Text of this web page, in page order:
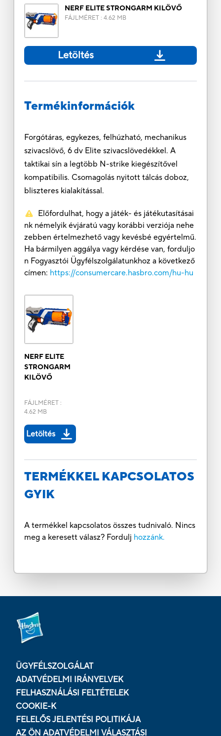
NERF ELITE STRONGARM KILÖVŐ
FÁJLMÉRET: 4.62 MB
Letöltés
Termékinformációk
Forgótáras, egykezes, felhúzható, mechanikus
szivacslövő, 6 dv Elite szivacslövedékkel. A
taktikai sín a legtöbb N-strike kiegészítővel
kompatibilis. Csomagolás nyitott tálcás doboz,
bliszteres kialakítással.
Előfordulhat, hogy a játék- és játékutasításai
nk némelyik évjáratú vagy korábbi verziója nehe
zebben értelmezhető vagy kevésbé egyértelmű.
Ha bármilyen aggálya vagy kérdése van, forduljo
n Fogyasztói Ügyfélszolgálatunkhoz a következő
címen: https://consumercare.hasbro.com/hu-hu
NERF ELITE
STRONGARM
KILÖVŐ
FÁJLMÉRET:
4.62 MB
Letöltés
TERMÉKKEL KAPCSOLATOS
GYIK
A termékkel kapcsolatos összes tudnivaló. Nincs
meg a keresett válasz? Fordulj hozzánk.
ÜGYFÉLSZOLGÁLAT
ADATVÉDELMI IRÁNYELVEK
FELHASZNÁLÁSI FELTÉTELEK
COOKIE-K
FELELŐS JELENTÉSI POLITIKÁJA
AZ ÖN ADATVÉDELMI VÁLASZTÁSI